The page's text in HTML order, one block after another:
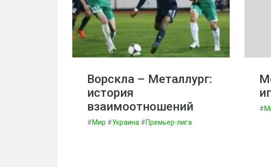
Ворскла – Металлург:
история
взаимоотношений
#Мир #Украина #Премьер-лига
#